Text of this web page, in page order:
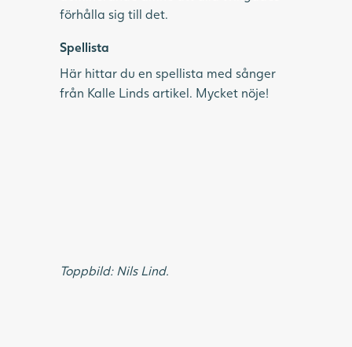
förhålla sig till det.
Spellista
Här hittar du en spellista med sånger
från Kalle Linds artikel. Mycket nöje!
Toppbild: Nils Lind.